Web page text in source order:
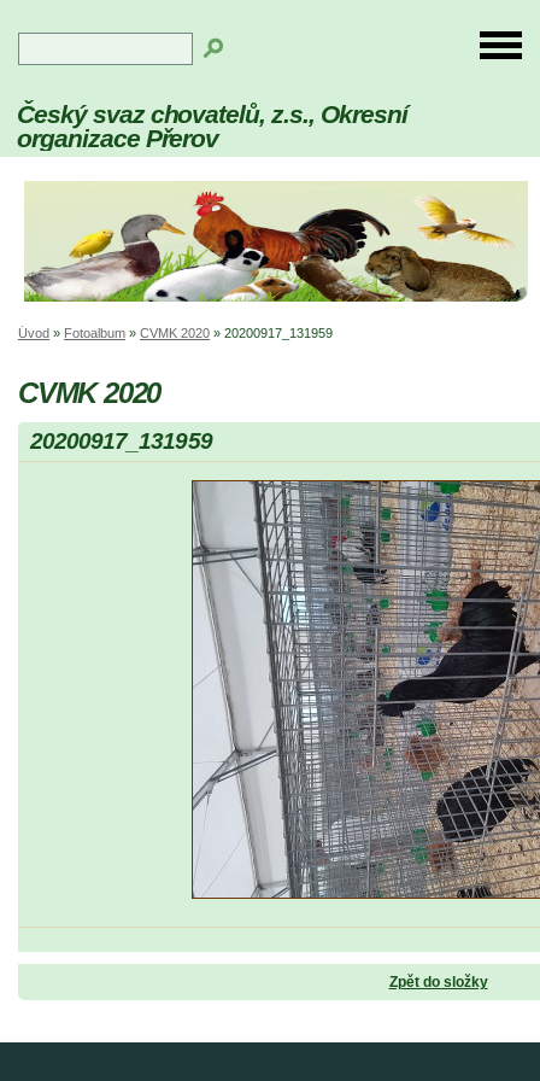
Český svaz chovatelů, z.s., Okresní
organizace Přerov
Úvod » Fotoalbum » CVMK 2020 » 20200917_131959
CVMK 2020
20200917_131959
Zpět do složky